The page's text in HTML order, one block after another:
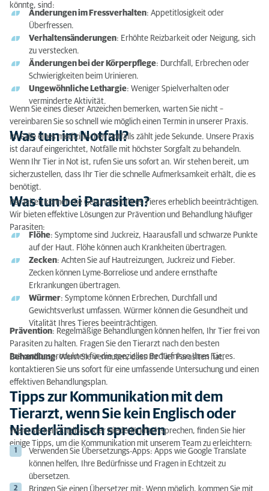
Was tun bei Parasiten?
Tipps zur Kommunikation mit dem Tierarzt, wenn
Sie kein Englisch oder Niederländisch sprechen
könnte, sind:
Änderungen im Fressverhalten: Appetitlosigkeit oder
Überfressen.
Verhaltensänderungen: Erhöhte Reizbarkeit oder Neigung, sich
zu verstecken.
Änderungen bei der Körperpflege: Durchfall, Erbrechen oder
Schwierigkeiten beim Urinieren.
Ungewöhnliche Lethargie: Weniger Spielverhalten oder
verminderte Aktivität.
Wenn Sie eines dieser Anzeichen bemerken, warten Sie nicht –
vereinbaren Sie so schnell wie möglich einen Termin in unserer Praxis.
Was tun im Notfall?
Im Falle eines medizinischen Notfalls zählt jede Sekunde. Unsere Praxis
ist darauf eingerichtet, Notfälle mit höchster Sorgfalt zu behandeln.
Wenn Ihr Tier in Not ist, rufen Sie uns sofort an. Wir stehen bereit, um
sicherzustellen, dass Ihr Tier die schnelle Aufmerksamkeit erhält, die es
benötigt.
Was tun bei Parasiten?
Parasiten können die Gesundheit Ihres Tieres erheblich beeinträchtigen.
Wir bieten effektive Lösungen zur Prävention und Behandlung häufiger
Parasiten:
Flöhe: Symptome sind Juckreiz, Haarausfall und schwarze Punkte
auf der Haut. Flöhe können auch Krankheiten übertragen.
Zecken: Achten Sie auf Hautreizungen, Juckreiz und Fieber.
Zecken können Lyme-Borreliose und andere ernsthafte
Erkrankungen übertragen.
Würmer: Symptome können Erbrechen, Durchfall und
Gewichtsverlust umfassen. Würmer können die Gesundheit und
Vitalität Ihres Tieres beeinträchtigen.
Prävention: Regelmäßige Behandlungen können helfen, Ihr Tier frei von
Parasiten zu halten. Fragen Sie den Tierarzt nach den besten
Präventionsprodukten für die speziellen Bedürfnisse Ihres Tieres.
Behandlung: Wenn Sie vermuten, dass Ihr Tier Parasiten hat,
kontaktieren Sie uns sofort für eine umfassende Untersuchung und einen
effektiven Behandlungsplan.
Tipps zur Kommunikation mit dem
Tierarzt, wenn Sie kein Englisch oder
Niederländisch sprechen
Wenn Sie kein Englisch oder Niederländisch sprechen, finden Sie hier
einige Tipps, um die Kommunikation mit unserem Team zu erleichtern:
Verwenden Sie Übersetzungs-Apps: Apps wie Google Translate
können helfen, Ihre Bedürfnisse und Fragen in Echtzeit zu
übersetzen.
Bringen Sie einen Übersetzer mit: Wenn möglich, kommen Sie mit